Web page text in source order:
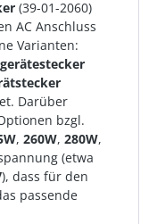
(39-01-2060)
AC Anschluss
Varianten:
Darüber
bzgl.
, 260W, 280W,
(etwa
), dass für den
passende